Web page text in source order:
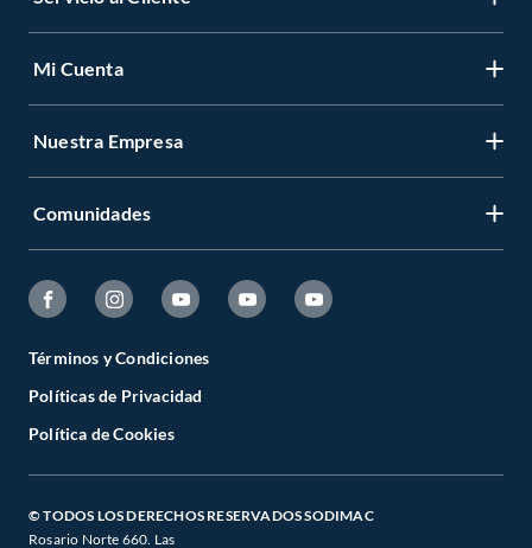
Mi Cuenta
Nuestra Empresa
Comunidades
Términos y Condiciones
Políticas de Privacidad
Política de Cookies
© TODOS LOS DERECHOS RESERVADOS SODIMAC
Rosario Norte 660. Las